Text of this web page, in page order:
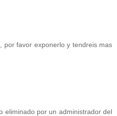
por favor exponerlo y tendreis mas
eliminado por un administrador del